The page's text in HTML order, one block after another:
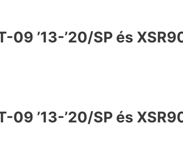
’13-’20/SP és
’13-’20/SP és